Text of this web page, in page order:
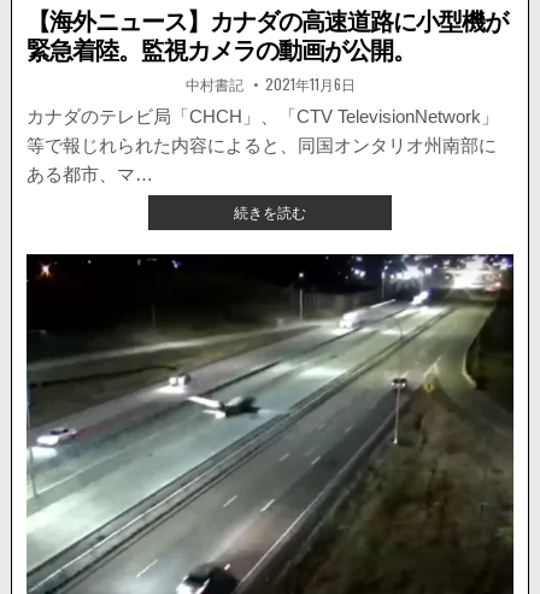
in
【海外ニュース】カナダの高速道路に小型機が
緊急着陸。監視カメラの動画が公開。
著
者:
中村書記 掲
載
日：
2021年11月6日
カナダのテレビ局「CHCH」、「CTV TelevisionNetwork」
等で報じれられた内容によると、同国オンタリオ州南部に
ある都市、マ…
続きを読む【海
外
ニ
ュ
ス】
カ
ナ
ダ
の
速
路
に
小
型